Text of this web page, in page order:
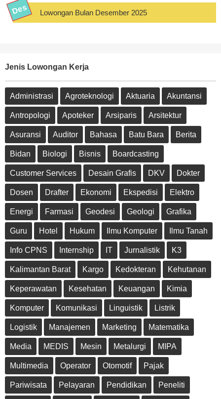
Lowongan Bulan Desember 2025
Jenis Lowongan Kerja
Administrasi Agroteknologi Aktuaria Akuntansi
Antropologi Apoteker Arsiparis Arsitektur
Asuransi Auditor Bahasa Batu Bara Berita
Bidan Biologi Bisnis Boardcasting
Customer Services Desain Grafis DKV Dokter
Dosen Drafter Ekonomi Ekspedisi Elektro
Energi Farmasi Geodesi Geologi Grafika
Guru Hotel Hukum Ilmu Komputer Ilmu Tanah
Info CPNS Internship IT Jurnalistik K3
Kalimantan Barat Kargo Kedokteran Kehutanan
Keperawatan Kesehatan Keuangan Kimia
Komputer Komunikasi Linguistik Listrik
Logistik Manajemen Marketing Matematika
Media MEDIS Mesin Metalurgi MIPA
Multimedia Operator Otomotif Pajak
Pariwisata Pelayaran Pendidikan Peneliti